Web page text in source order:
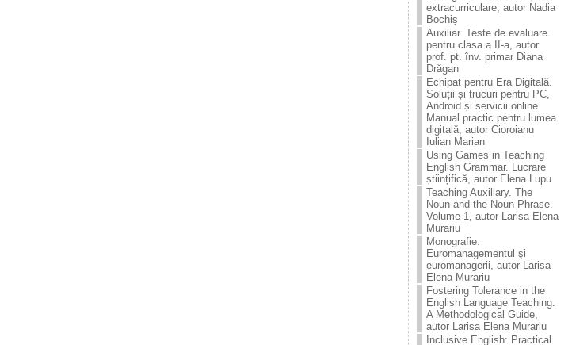
extracurriculare, autor Nadia
Bochiș
Auxiliar. Teste de evaluare
pentru clasa a II-a, autor
prof. pt. înv. primar Diana
Drăgan
Echipat pentru Era Digitală.
Soluții și trucuri pentru PC,
Android și servicii online.
Manual practic pentru lumea
digitală, autor Cioroianu
Iulian Marian
Using Games in Teaching
English Grammar. Lucrare
științifică, autor Elena Lupu
Teaching Auxiliary. The
Noun and the Noun Phrase.
Volume 1, autor Larisa Elena
Murariu
Monografie.
Euromanagementul şi
euromanagerii, autor Larisa
Elena Murariu
Fostering Tolerance in the
English Language Teaching.
A Methodological Guide,
autor Larisa Elena Murariu
Inclusive English: Practical